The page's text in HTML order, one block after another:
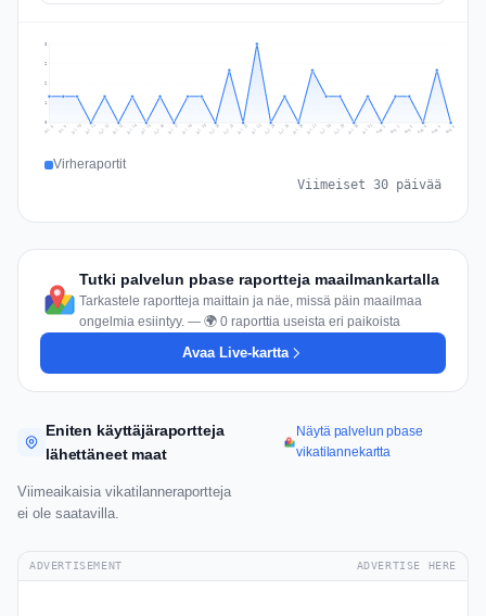
1
2
2
3
Jul 8 Jul 9 Jul 10 Jul 11 Jul 12 Jul 13 Jul 14 Jul 15 Jul 16 Jul 17 Jul 18 Jul 19 Jul 20 Jul 21 Jul 22 Jul 23 Jul 24 Jul 25 Jul 26 Jul 27 Jul 28 Jul 29 Jul 30 Jul 31 Aug 1 Aug 2 Aug 3 Aug 4 Aug 5 Aug 6
Virheraportit
Viimeiset 30 päivää
Tutki palvelun pbase raportteja maailmankartalla
Tarkastele raportteja maittain ja näe, missä päin maailmaa
ongelmia esiintyy. — 🌍 0 raporttia useista eri paikoista
Avaa Live-kartta
Eniten käyttäjäraportteja
lähettäneet maat
Näytä palvelun pbase
vikatilannekartta
Viimeaikaisia vikatilanneraportteja
ei ole saatavilla.
ADVERTISEMENT ADVERTISE HERE